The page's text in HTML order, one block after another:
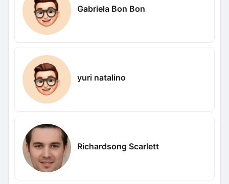
Gabriela Bon Bon
yuri natalino
Richardsong Scarlett